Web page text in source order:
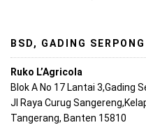
BSD, GADING
Ruko L’Agricola
Blok A No 17 Lantai 3,Gading
Jl Raya Curug
Tangerang, Banten 15810